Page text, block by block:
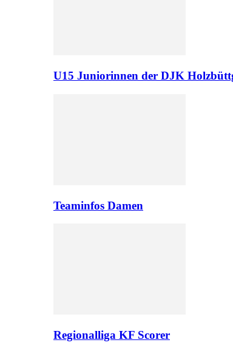
U15 Juniorinnen der DJK
Teaminfos Damen
Regionalliga KF Scorer